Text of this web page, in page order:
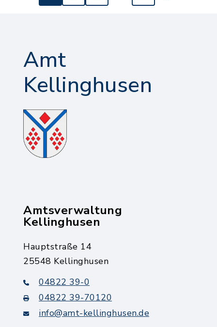
Amt
Kellinghusen
Amtsverwaltung
Kellinghusen
Hauptstraße 14
25548 Kellinghusen
04822 39-0
04822 39-70120
info@amt-kellinghusen.de